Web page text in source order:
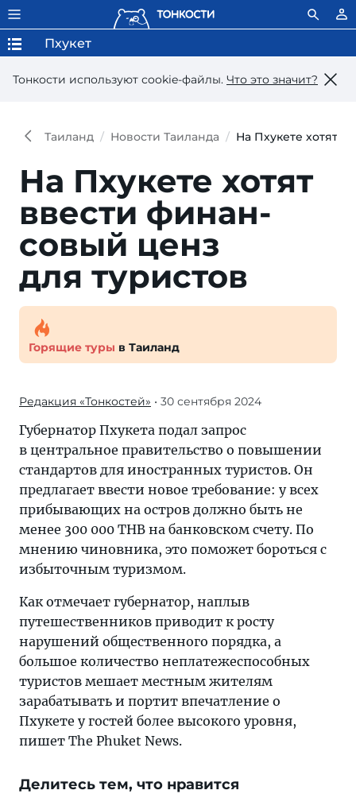
Тонкости используют сookie-файлы. Что это значит?
Пхукет
Таиланд Новости Таиланда На Пхукете хотят
На Пхукете хотят
ввести финан­
совый ценз
для туристов
Горящие туры в Таиланд
Редакция «Тонкостей» • 30 сентября 2024
Губернатор Пхукета подал запрос
в центральное правительство о повышении
стандартов для иностранных туристов. Он
предлагает ввести новое требование: у всех
прибывающих на остров должно быть не
менее 300 000 THB на банковском счету. По
мнению чиновника, это поможет бороться с
избыточным туризмом.
Как отмечает губернатор, наплыв
путешественников приводит к росту
нарушений общественного порядка, а
большое количество неплатежеспособных
туристов мешает местным жителям
зарабатывать и портит впечатление о
Пхукете у гостей более высокого уровня,
пишет The Phuket News.
Делитесь тем, что нравится